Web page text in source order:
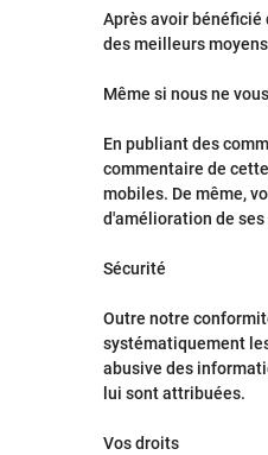
Après avoir bénéficié
des meilleurs
Même si nous ne
En publiant des
commentaire de
mobiles. De même,
d'amélioration de
Sécurité
Outre notre
systématiquement
abusive des
lui sont attribuées.
Vos droits